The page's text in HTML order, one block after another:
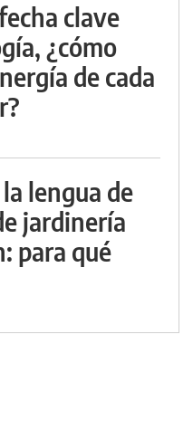
clave
¿cómo
de cada
lengua de
jardinería
para qué